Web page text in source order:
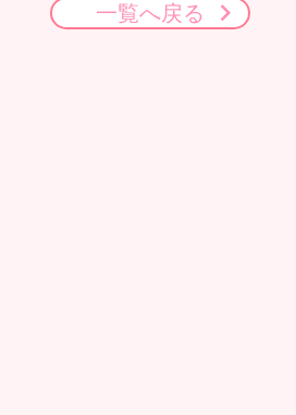
一覧へ戻る